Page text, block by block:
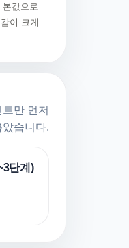
값으로
이 크게
만 먼저
았습니다.
단계)